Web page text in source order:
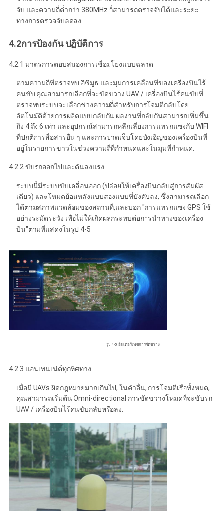
จับ และความถี่ต่ํากว่า 380MHz ก็สามารถตรวจจับได้และระยะ
ทางการตรวจจับลดลง.
4.2การป้องกัน ปฏิบัติการ
4.2.1 มาตรการตอบสนองการเชื่อมโยงแบบฉลาด
ตามความถี่ที่ตรวจพบ อิซิมูธ และมุมการเคลื่อนที่ของเครื่องบินไร้
คนขับ คุณสามารถเลือกที่จะขัดขวาง UAV / เครื่องบินไร้คนขับที่
ตรวจพบระบบจะเลือกช่วงความถี่สําหรับการโจมตีกลับโดย
อัตโนมัติด้วยการผลิตแบบกลับกัน ผลงานที่กลับกันสามารถเพิ่มขึ้น
ถึง 4 ถึง 6 เท่า และอุปกรณ์สามารถหลีกเลี่ยงการแทรกแซงกับ WIFI
ที่ปกติการสื่อสารอื่น ๆ และการบาดเจ็บโดยบังเอิญของเครื่องบินที่
อยู่ในรายการขาวในช่วงความถี่ที่กําหนดและในมุมที่กําหนด.
4.2.2 ขับรถออกไปและดันลงแรง
ระบบนี้มีระบบขับเคลื่อนออก (ปล่อยให้เครื่องบินกลับสู่การสัมผัส
เดียว) และโหมดย้อนหลังแบบสองแบบที่บังคับลง, ซึ่งสามารถเลือก
ได้ตามสภาพแวดล้อมของสถานที่,และบอก "การแทรกแซง GPS ใช้
อย่างระมัดระวัง เพื่อไม่ให้เกิดผลกระทบต่อการนําทางของเครื่อง
บิน"ตามที่แสดงในรูป 4-5
รูป 4-5 อินเตอร์เฟซการขัดขวาง
4.2.3 แอนเทนเน่ต์ทุกทิศทาง
เมื่อมี UAVs ผิดกฎหมายมากเกินไป, ในคําอื่น, การโจมตีเรือทั้งหมด,
คุณสามารถเริ่มต้น Omni-directional การขัดขวางโหมดที่จะขับรถ
UAV / เครื่องบินไร้คนขับกลับหรือลง.